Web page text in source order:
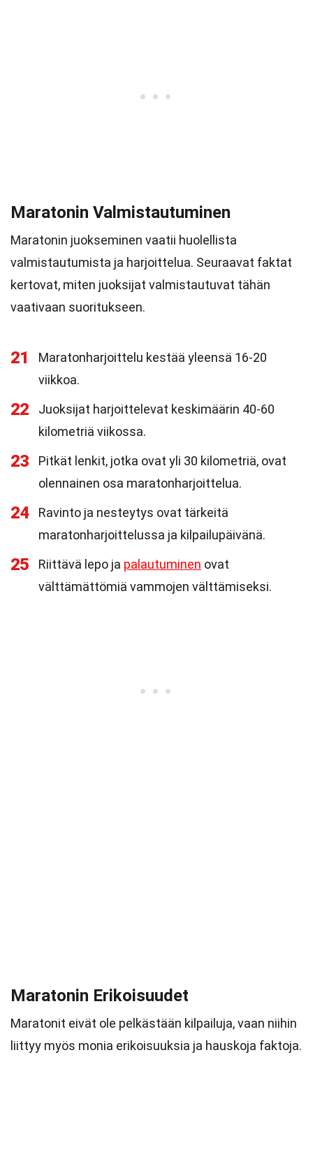
Maratonin Valmistautuminen
Maratonin juokseminen vaatii huolellista
valmistautumista ja harjoittelua. Seuraavat faktat
kertovat, miten juoksijat valmistautuvat tähän
vaativaan suoritukseen.
21
Maratonharjoittelu kestää yleensä 16-20
viikkoa.
22
Juoksijat harjoittelevat keskimäärin 40-60
kilometriä viikossa.
23
Pitkät lenkit, jotka ovat yli 30 kilometriä, ovat
olennainen osa maratonharjoittelua.
24
Ravinto ja nesteytys ovat tärkeitä
maratonharjoittelussa ja kilpailupäivänä.
25 Riittävä lepo ja palautuminen ovat
välttämättömiä vammojen välttämiseksi.
Maratonin Erikoisuudet
Maratonit eivät ole pelkästään kilpailuja, vaan niihin
liittyy myös monia erikoisuuksia ja hauskoja faktoja.